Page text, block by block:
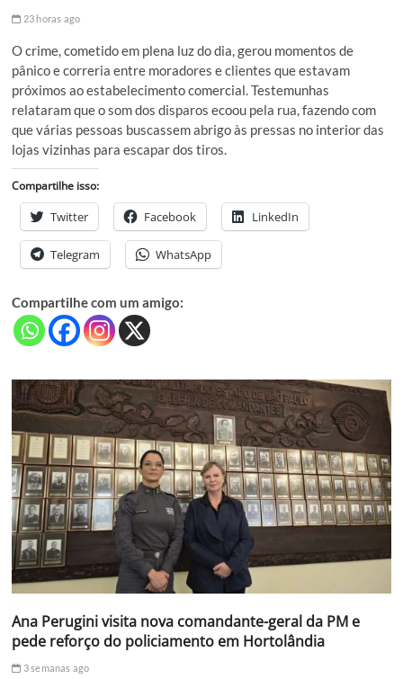
23 horas ago
O crime, cometido em plena luz do dia, gerou momentos de
pânico e correria entre moradores e clientes que estavam
próximos ao estabelecimento comercial. Testemunhas
relataram que o som dos disparos ecoou pela rua, fazendo com
que várias pessoas buscassem abrigo às pressas no interior das
lojas vizinhas para escapar dos tiros.
Compartilhe isso:
Twitter Facebook LinkedIn
Telegram WhatsApp
Compartilhe com um amigo:
Ana Perugini visita nova comandante-geral da PM e
pede reforço do policiamento em Hortolândia
3 semanas ago